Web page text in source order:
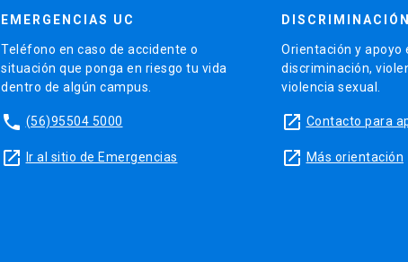
EMERGENCIAS UC
Teléfono en caso de accidente o
situación que ponga en riesgo tu vida
dentro de algún campus.
phone (56)95504 5000
launch Ir al sitio de Emergencias
Orientación y apoyo
discriminación,
violencia sexual.
launch Contacto para
launch Más orientación